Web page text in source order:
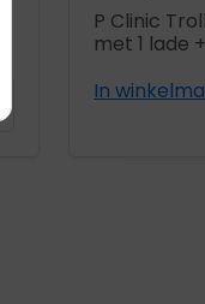
P Clinic
met 1 lade
In